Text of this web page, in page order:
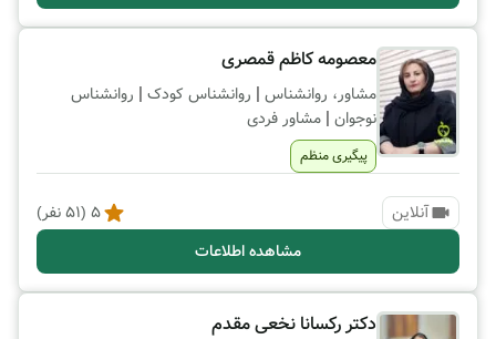
معصومه کاظم قمصری
مشاور، روانشناس | روانشناس کودک | روانشناس
نوجوان | مشاور فردی
پیگیری منظم
آنلاین 5
(
51نفر)
مشاهده اطلاعات
دکتر رکسانا نخعی مقدم